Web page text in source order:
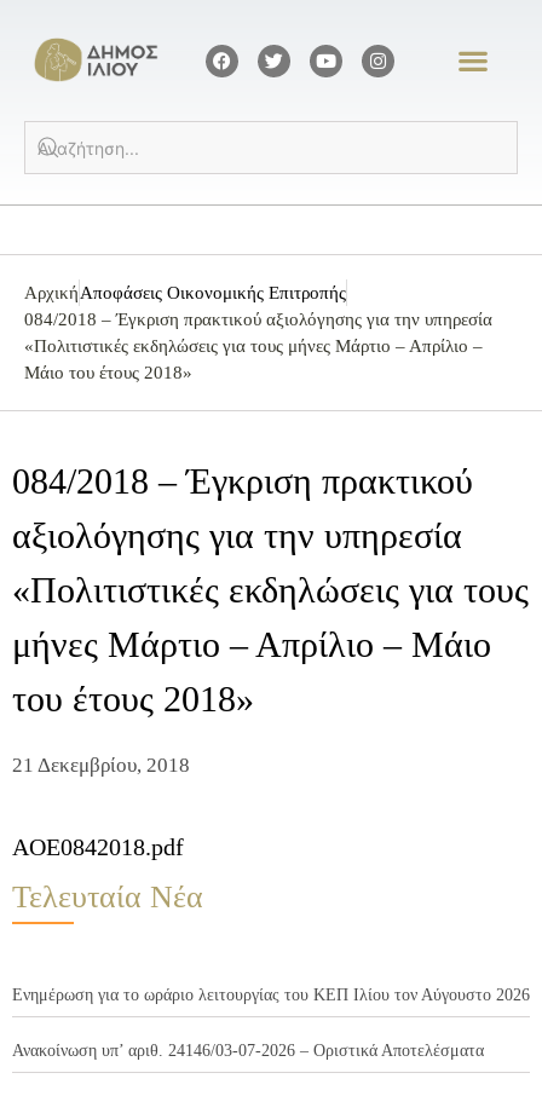
ΑρχικήΑποφάσεις Οικονομικής Επιτροπής
084/2018 – Έγκριση πρακτικού αξιολόγησης για την υπηρεσία
«Πολιτιστικές εκδηλώσεις για τους μήνες Μάρτιο – Απρίλιο –
Μάιο του έτους 2018»
084/2018 – Έγκριση πρακτικού
αξιολόγησης για την υπηρεσία
«Πολιτιστικές εκδηλώσεις για τους
μήνες Μάρτιο – Απρίλιο – Μάιο
του έτους 2018»
21 Δεκεμβρίου, 2018
AOE0842018.pdf
Τελευταία Νέα
Ενημέρωση για το ωράριο λειτουργίας του ΚΕΠ Ιλίου τον Αύγουστο 2026
Ανακοίνωση υπ’ αριθ. 24146/03-07-2026 – Οριστικά Αποτελέσματα